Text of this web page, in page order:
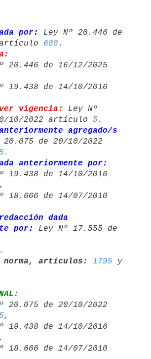
por:
Ley Nº 20.446 de
artículo 688
ver vigencia:
Ley Nº
10/2022 artículo 5 .
agregado/s
20.075 de 20/10/2022
anteriormente por:
,
redacción dada
por:
Ley Nº 17.555 de
norma, artículos:
1795
,
,